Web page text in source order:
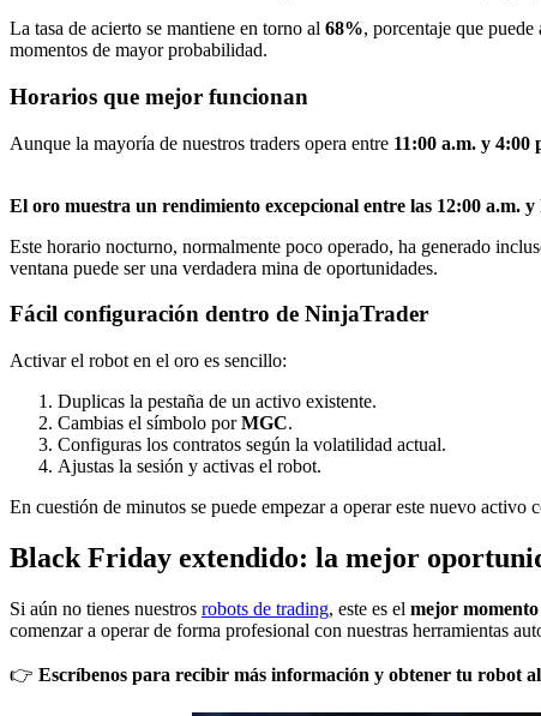
La tasa de acierto se mantiene en torno al 68%, porcentaje que
momentos de mayor probabilidad.
Horarios que mejor funcionan
Aunque la mayoría de nuestros traders opera entre 11:00 a.m. y 4:00
El oro muestra un rendimiento excepcional entre las 12:00 a.m. y
Este horario nocturno, normalmente poco operado, ha generado
ventana puede ser una verdadera mina de oportunidades.
Fácil configuración dentro de NinjaTrader
Activar el robot en el oro es sencillo:
Duplicas la pestaña de un activo existente.
Cambias el símbolo porMGC.
Configuras los contratos según la volatilidad actual.
Ajustas la sesión y activas el robot.
En cuestión de minutos se puede empezar a operar este nuevo activo
Black Friday extendido: la mejor
Si aún no tienes nuestros robots de trading, este es el mejor
comenzar a operar de forma profesional con nuestras herramientas
👉 Escríbenos para recibir más información y obtener tu robot